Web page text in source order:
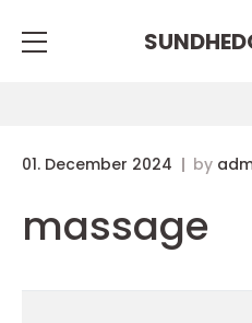
01. December 2024 by
massage